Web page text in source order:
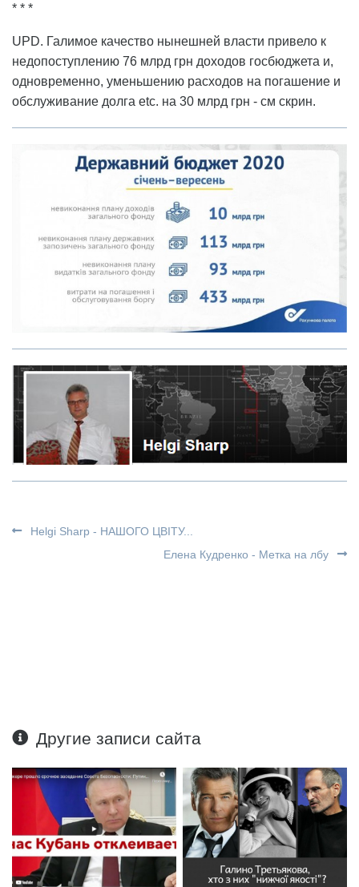
* * *
UPD. Галимое качество нынешней власти привело к
недопоступлению 76 млрд грн доходов госбюджета и,
одновременно, уменьшению расходов на погашение и
обслуживание долга etc. на 30 млрд грн - см скрин.
Helgi Sharp - НАШОГО ЦВІТУ...
Елена Кудренко - Метка на лбу
Другие записи сайта